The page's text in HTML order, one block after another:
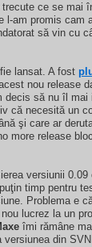
ce se mai
l-am promis cam
să vin cu
lansat. A fost
nou release
decis să nu îl mai
că necesită un
şi care ar
more release
versiunii 0.09
timp pentru
Problema e
lucrez la un
îmi rămâne
versiunea din